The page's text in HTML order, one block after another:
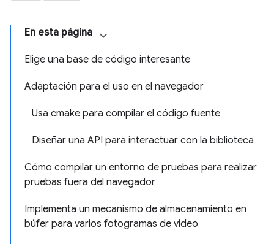
En esta página
Elige una base de código interesante
Adaptación para el uso en el navegador
Usa cmake para compilar el código fuente
Diseñar una API para interactuar con la biblioteca
Cómo compilar un entorno de pruebas para realizar
pruebas fuera del navegador
Implementa un mecanismo de almacenamiento en
búfer para varios fotogramas de video